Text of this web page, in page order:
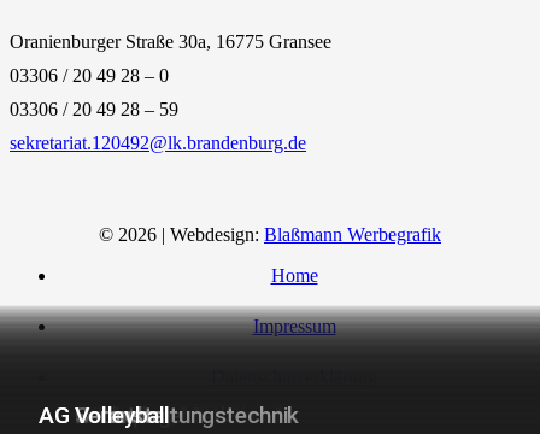
AG Badminton
AG Bogenschießen
AG Börse
AG Experimentelle Physik
AG Förderung Mathematik
AG Fußball
AG Homepage
AG Robotics
AG Schach
AG Veranstaltungstechnik
AG Volleyball
Oranienburger Straße 30a, 16775 Gransee
03306 / 20 49 28 – 0
03306 / 20 49 28 – 59
sekretariat.120492@lk.brandenburg.de
© 2026 | Webdesign: Blaßmann Werbegrafik
Home
Impressum
Barrierefreiheitserklärung